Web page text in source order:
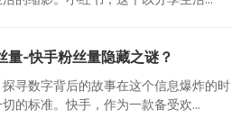
量-快手粉丝量隐藏之谜？
寻数字背后的故事在这个信息爆炸的时
的标准。快手，作为一款备受欢...